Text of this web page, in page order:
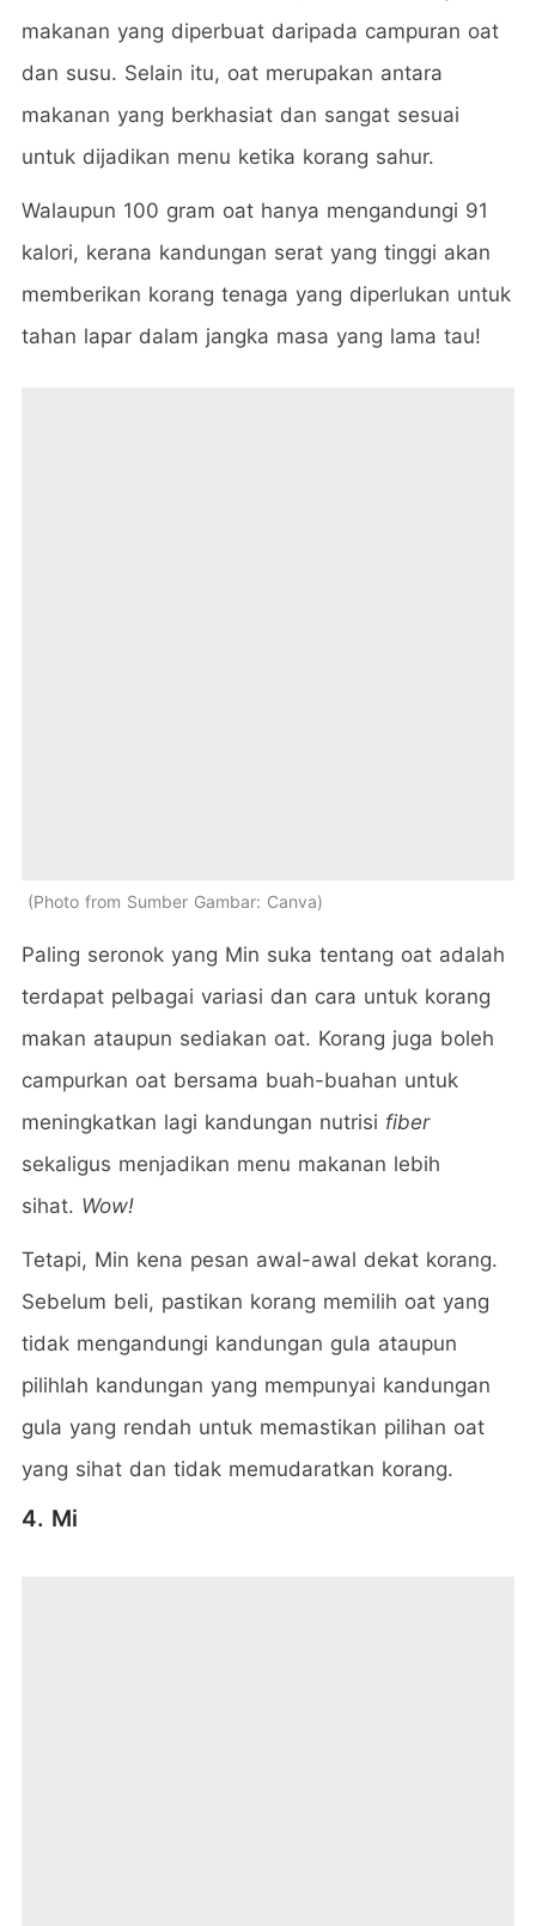
makanan yang diperbuat daripada campuran oat
dan susu. Selain itu, oat merupakan antara
makanan yang berkhasiat dan sangat sesuai
untuk dijadikan menu ketika korang sahur.
Walaupun 100 gram oat hanya mengandungi 91
kalori, kerana kandungan serat yang tinggi akan
memberikan korang tenaga yang diperlukan untuk
tahan lapar dalam jangka masa yang lama tau!
Photo from Sumber Gambar: Canva
Paling seronok yang Min suka tentang oat adalah
terdapat pelbagai variasi dan cara untuk korang
makan ataupun sediakan oat. Korang juga boleh
campurkan oat bersama buah-buahan untuk
meningkatkan lagi kandungan nutrisi fiber
sekaligus menjadikan menu makanan lebih
sihat. Wow!
Tetapi, Min kena pesan awal-awal dekat korang.
Sebelum beli, pastikan korang memilih oat yang
tidak mengandungi kandungan gula ataupun
pilihlah kandungan yang mempunyai kandungan
gula yang rendah untuk memastikan pilihan oat
yang sihat dan tidak memudaratkan korang.
4. Mi